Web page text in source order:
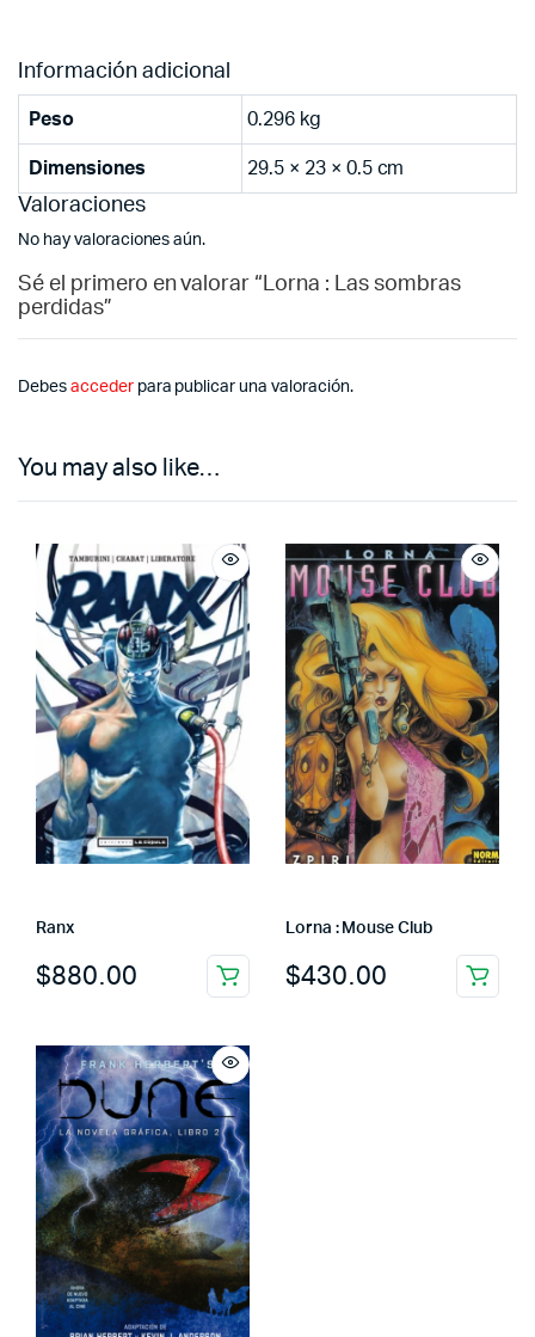
Información adicional
Peso 0.296 kg
Dimensiones 29.5 × 23 × 0.5 cm
Valoraciones
No hay valoraciones aún.
Sé el primero en valorar “Lorna : Las sombras
perdidas”
Debes accederpara publicar una valoración.
You may also like…
Ranx
$880.00
Lorna : Mouse Club
$430.00